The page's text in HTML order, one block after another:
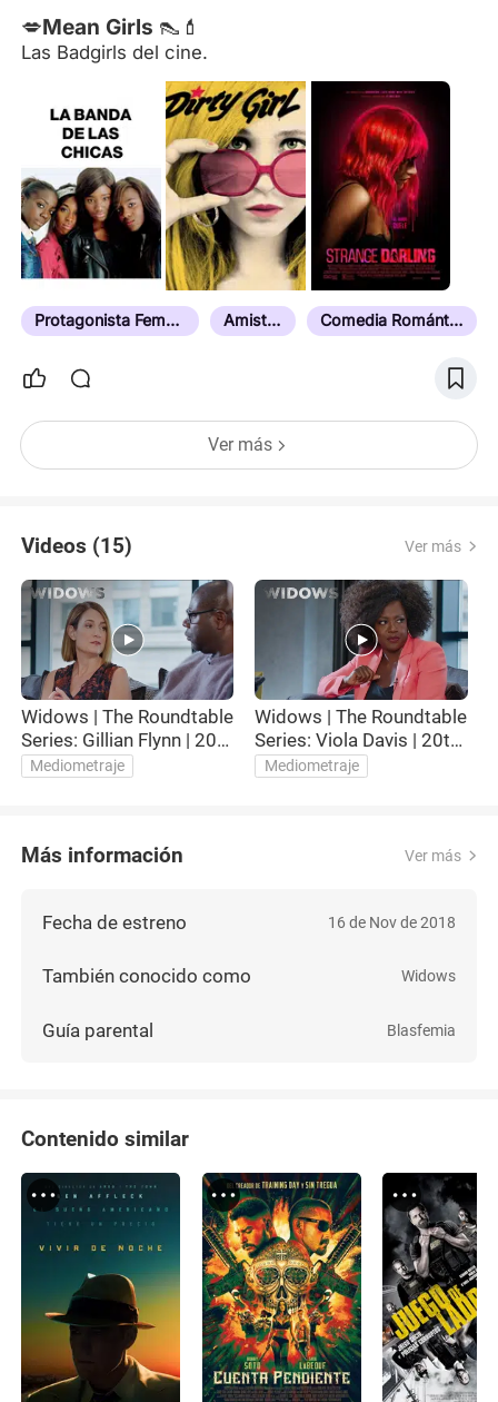
💋Mean Girls 👠💄
Las Badgirls del cine.
Protagonista Femenina Amistad Comedia Romántica
Ver más
Videos (15) Ver más
Widows | The Roundtable
Series: Gillian Flynn | 20th
Century FOX
Mediometraje
Widows | The Roundtable
Series: Viola Davis | 20th
Century FOX
Mediometraje
Más información Ver más
Fecha de estreno 16 de Nov de 2018
También conocido como Widows
Guía parental Blasfemia
Contenido similar